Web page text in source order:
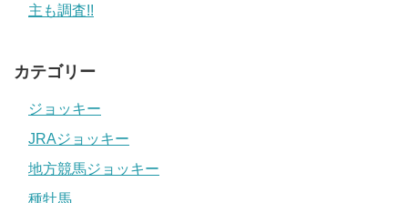
主も調査!!
カテゴリー
ジョッキー
JRAジョッキー
地方競馬ジョッキー
種牡馬